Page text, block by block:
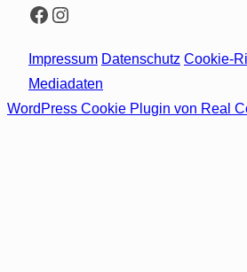
Facebook
Instagram
Impressum Datenschutz Cookie-
Mediadaten
WordPress Cookie Plugin von Real